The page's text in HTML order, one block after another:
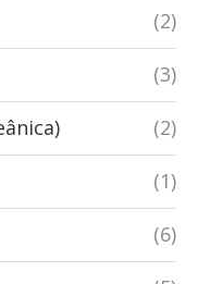
(2)
(3)
(2)
(1)
(6)